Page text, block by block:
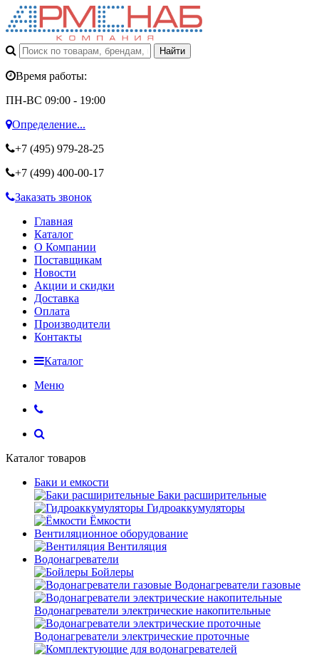
Время работы:
ПН-ВС 09:00 - 19:00
Определение...
+7 (495) 979-28-25
+7 (499) 400-00-17
Заказать звонок
Главная
Каталог
О Компании
Поставщикам
Новости
Акции и скидки
Доставка
Оплата
Производители
Контакты
Каталог
Меню
Каталог товаров
Баки и емкости
Баки расширительные
Гидроаккумуляторы
Ёмкости
Вентиляционное оборудование
Вентиляция
Водонагреватели
Бойлеры
Водонагреватели газовые
Водонагреватели электрические накопительные
Водонагреватели электрические проточные